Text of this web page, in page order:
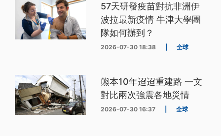
57天研發疫苗對抗非洲伊
波拉最新疫情 牛津大學團
隊如何辦到？
2026-07-30 18:38 全球
熊本10年迢迢重建路 一文
對比兩次強震各地災情
2026-07-30 16:37 全球